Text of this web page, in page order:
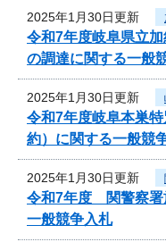
2025年1月30日更新
令和7年度岐阜県立
の調達に関する一般
2025年1月30日更新
令和7年度岐阜本巣
約）に関する一般競
2025年1月30日更新
令和7年度 関警察署
一般競争入札